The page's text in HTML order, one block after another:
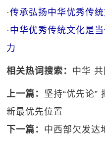
·传承弘扬中华优秀传
· 中华优秀传统文化是
力
相关热词搜索： 中华
上一篇： 坚持“优先论”
新最优先位置
下一篇： 中西部欠发达